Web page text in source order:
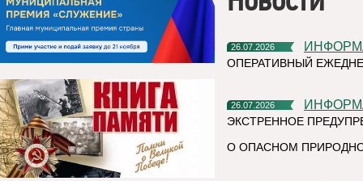
26.07.2026
ОПЕРАТИВНЫЙ
26.07.2026
ЭКСТРЕННОЕ
О ОПАСНОМ